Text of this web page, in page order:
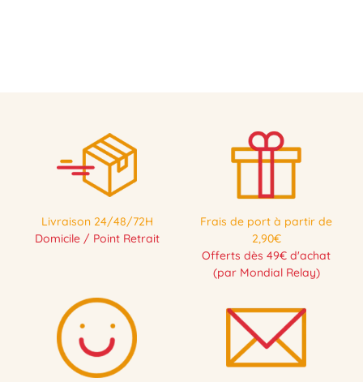
Livraison 24/48/72H
Domicile / Point Retrait
Frais de port à partir de
2,90€
Offerts dès 49€ d'achat
(par Mondial Relay)